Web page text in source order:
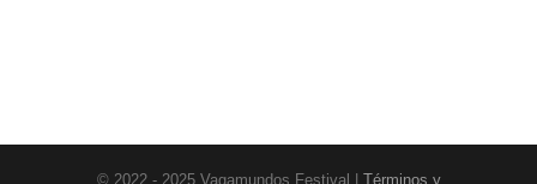
© 2022 - 2025 Vagamundos Festival | Términos y